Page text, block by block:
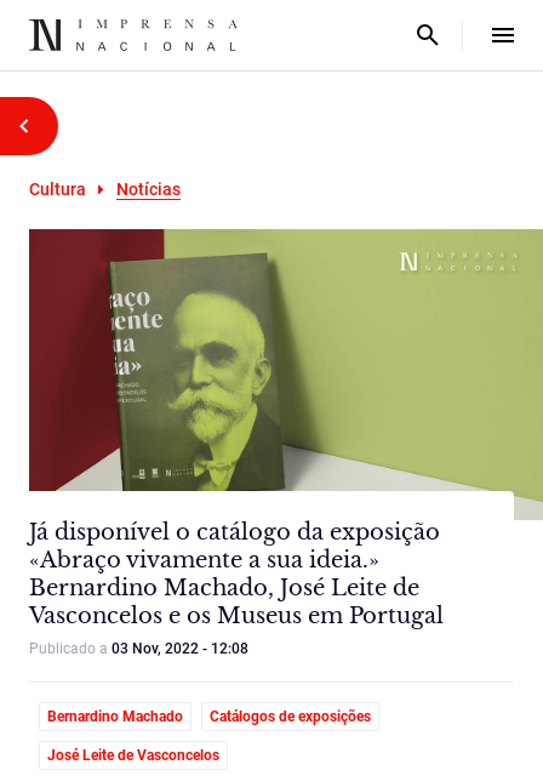
Cultura Notícias
Já disponível o catálogo da exposição
«Abraço vivamente a sua ideia.»
Bernardino Machado, José Leite de
Vasconcelos e os Museus em Portugal
Publicado a 03 Nov, 2022 - 12:08
Bernardino Machado Catálogos de exposições
José Leite de Vasconcelos